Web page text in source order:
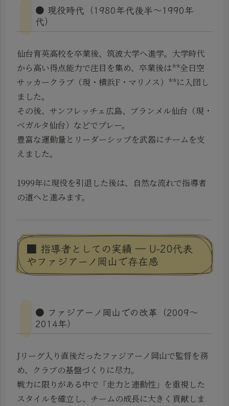
● 現役時代（1980年代後半〜1990年
代）
仙台育英高校を卒業後、筑波大学へ進学。大学時代
から高い得点能力で注目を集め、卒業後は**全日空
サッカークラブ（現・横浜F・マリノス）**に入団し
ました。
その後、サンフレッチェ広島、ブランメル仙台（現・
ベガルタ仙台）などでプレー。
豊富な運動量とリーダーシップを武器にチームを支
えました。
1999年に現役を引退した後は、自然な流れで指導者
の道へと進みます。
■ 指導者としての実績 ― U-20代表
やファジアーノ岡山で存在感
● ファジアーノ岡山での改革（2009〜
2014年）
Jリーグ入り直後だったファジアーノ岡山で監督を務
め、クラブの基盤づくりに尽力。
戦力に限りがある中で「走力と連動性」を重視した
スタイルを確立し、チームの成長に大きく貢献しま